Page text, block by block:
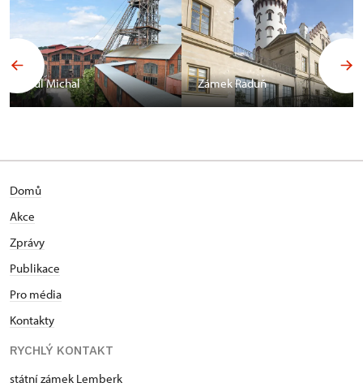
Důl Michal Zámek Raduň
Domů
Akce
Zprávy
Publikace
Pro média
Kontakty
RYCHLÝ KONTAKT
státní zámek Lemberk